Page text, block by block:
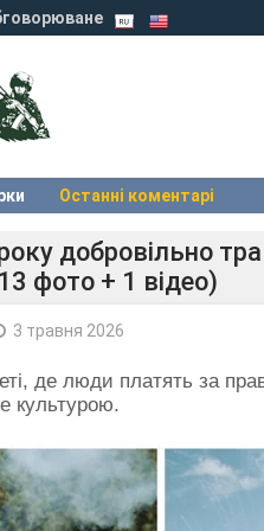
Останні коментарі
добровільно
фото + 1 відео)
3 травня 2026
де люди платять за
культурою.